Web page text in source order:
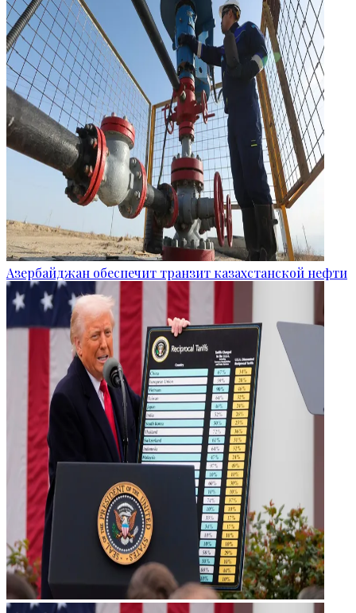
Азербайджан обеспечит транзит казахстанской нефти